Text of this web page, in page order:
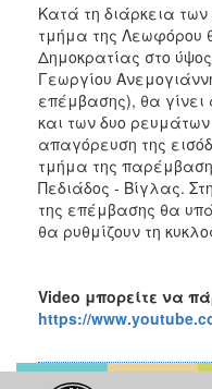
Κατά τη διάρκεια
τμήμα της Λεωφόρου
Δημοκρατίας στο
Γεωργίου
επέμβασης), θα γίνει
και των δυο ρευμάτων
απαγόρευση της
τμήμα της
Πεδιάδος - Βίγλας.
της επέμβασης θα
θα ρυθμίζουν τη
Video μπορείτε να
https://